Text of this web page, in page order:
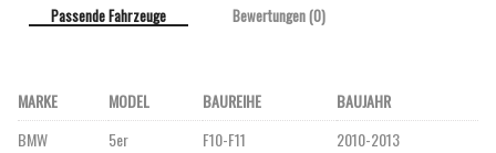
Passende Fahrzeuge Bewertungen (0)
MARKE MODEL BAUREIHE BAUJAHR
BMW 5er F10-F11
2010-2013